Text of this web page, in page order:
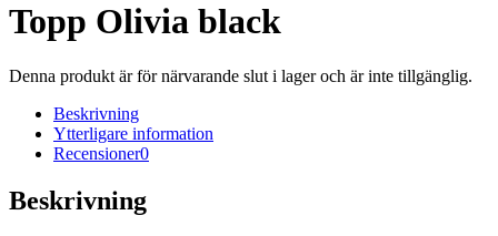
Topp Olivia black
Denna produkt är för närvarande slut i lager och är inte tillgänglig.
Beskrivning
Ytterligare information
Recensioner0
Beskrivning